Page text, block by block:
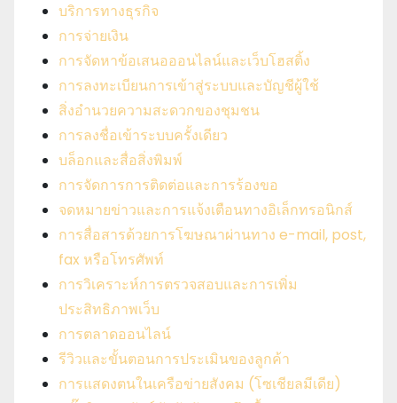
บริการทางธุรกิจ
การจ่ายเงิน
การจัดหาข้อเสนอออนไลน์และเว็บโฮสติ้ง
การลงทะเบียนการเข้าสู่ระบบและบัญชีผู้ใช้
สิ่งอํานวยความสะดวกของชุมชน
การลงชื่อเข้าระบบครั้งเดียว
บล็อกและสื่อสิ่งพิมพ์
การจัดการการติดต่อและการร้องขอ
จดหมายข่าวและการแจ้งเตือนทางอิเล็กทรอนิกส์
การสื่อสารด้วยการโฆษณาผ่านทาง e-mail, post,
fax หรือโทรศัพท์
การวิเคราะห์การตรวจสอบและการเพิ่ม
ประสิทธิภาพเว็บ
การตลาดออนไลน์
รีวิวและขั้นตอนการประเมินของลูกค้า
การแสดงตนในเครือข่ายสังคม (โซเชียลมีเดีย)